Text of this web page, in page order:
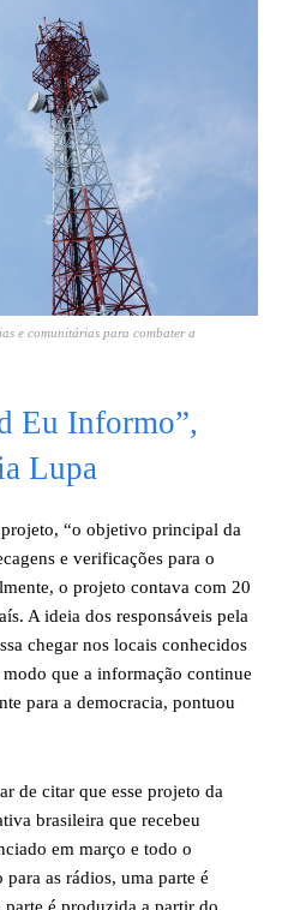
e comunitárias para combater a
Eu Informo”,
Lupa
“o objetivo principal da
e verificações para o
o projeto contava com 20
A ideia dos responsáveis pela
chegar nos locais conhecidos
que a informação continue
para a democracia, pontuou
de citar que esse projeto da
brasileira que recebeu
em março e todo o
as rádios, uma parte é